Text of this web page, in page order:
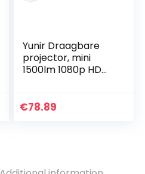
Yunir Draagbare
projector, mini
1500lm 1080p HD
videoplayer-
€78.89